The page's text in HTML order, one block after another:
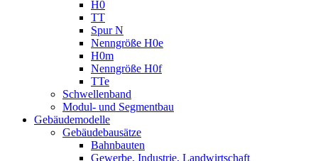
H0
TT
Spur N
Nenngröße H0e
H0m
Nenngröße H0f
TTe
Schwellenband
Modul- und Segmentbau
Gebäudemodelle
Gebäudebausätze
Bahnbauten
Gewerbe, Industrie, Landwirtschaft